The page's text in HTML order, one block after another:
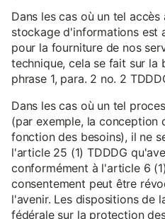
Dans les cas où un tel
stockage d'informations est
pour la fourniture de nos
technique, cela se fait sur la
phrase 1, para. 2 no. 2
Dans les cas où un tel
(par exemple, la conception
fonction des besoins), il ne
l'article 25 (1) TDDDG
conformément à l'article 6
consentement peut être
l'avenir. Les dispositions de
fédérale sur la protection